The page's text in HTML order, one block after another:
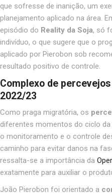
que sofresse de inanição, um
planejamento aplicado na área.
episódio do Reality da Soja, só
indivíduo, o que sugere que o
aplicado por Pierobon sob
resultado positivo de controle.
Complexo de
2022/23
Como praga migratória, os
diferentes momentos do ciclo
o monitoramento e o controle
caminho para evitar danos na
ressalta-se a importância da
exatamente para auxiliar o
João Pierobon foi orientado a